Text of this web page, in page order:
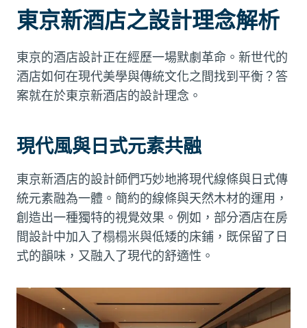
東京新酒店之設計理念解析
東京的酒店設計正在經歷一場默劇革命。新世代的
酒店如何在現代美學與傳統文化之間找到平衡？答
案就在於東京新酒店的設計理念。
現代風與日式元素共融
東京新酒店的設計師們巧妙地將現代線條與日式傳
統元素融為一體。簡約的線條與天然木材的運用，
創造出一種獨特的視覺效果。例如，部分酒店在房
間設計中加入了榻榻米與低矮的床鋪，既保留了日
式的韻味，又融入了現代的舒適性。